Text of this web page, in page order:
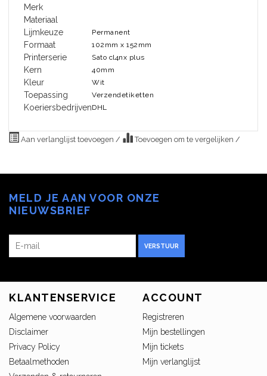
Merk
Materiaal
Lijmkeuze
Permanent
Formaat 102mm x 152mm
Printerserie Sato cl4nx plus
Kern 40mm
Kleur Wit
Toepassing Verzendetiketten
KoeriersbedrijvenDHL
Aan verlanglijst toevoegen / Toevoegen om te vergelijken /
MELD JE AAN VOOR ONZE
NIEUWSBRIEF
VERSTUUR
KLANTENSERVICE
Algemene voorwaarden
Disclaimer
Privacy Policy
Betaalmethoden
ACCOUNT
Registreren
Mijn bestellingen
Mijn tickets
Mijn verlanglijst